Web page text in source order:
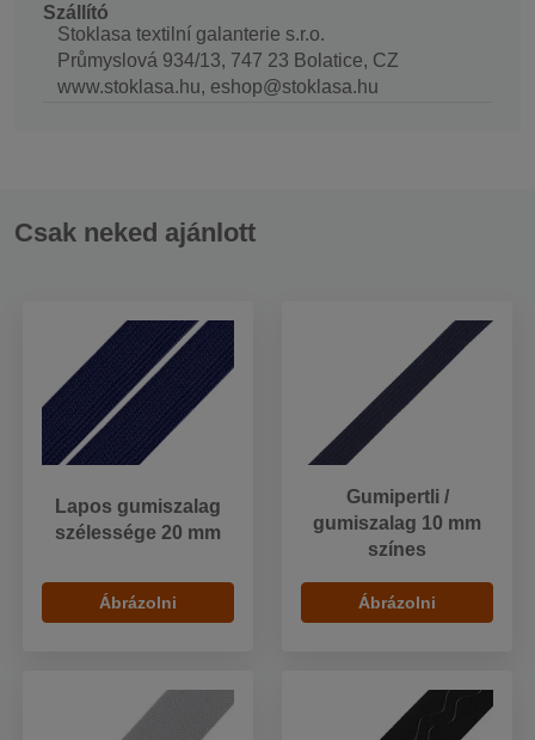
Szállító
Stoklasa textilní galanterie s.r.o.
Průmyslová 934/13, 747 23 Bolatice, CZ
www.stoklasa.hu, eshop@stoklasa.hu
Csak neked ajánlott
Lapos gumiszalag
szélessége 20 mm
Ábrázolni
Gumipertli /
gumiszalag 10 mm
színes
Ábrázolni